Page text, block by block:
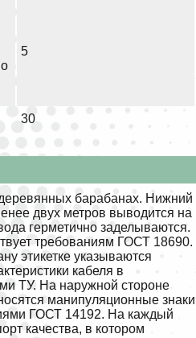
5
30
барабанах. Нижний
двух метров выводится на
герметично заделываются.
требованиям ГОСТ 18690.
этикетке указываются
кабеля в
ТУ. На наружной стороне
манипуляционные знаки
ГОСТ 14192. На каждый
качества, в котором